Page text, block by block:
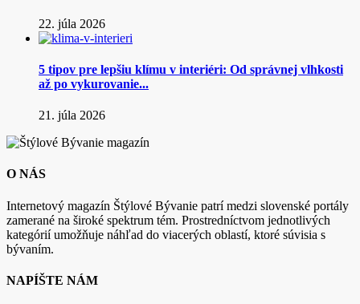
22. júla 2026
5 tipov pre lepšiu klímu v interiéri: Od správnej vlhkosti
až po vykurovanie...
21. júla 2026
O NÁS
Internetový magazín Štýlové Bývanie patrí medzi slovenské portály
zamerané na široké spektrum tém. Prostredníctvom jednotlivých
kategórií umožňuje náhľad do viacerých oblastí, ktoré súvisia s
bývaním.
NAPÍŠTE NÁM